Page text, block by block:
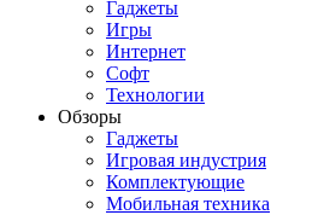
Гаджеты
Игры
Интернет
Софт
Технологии
Обзоры
Гаджеты
Игровая индустрия
Комплектующие
Мобильная техника